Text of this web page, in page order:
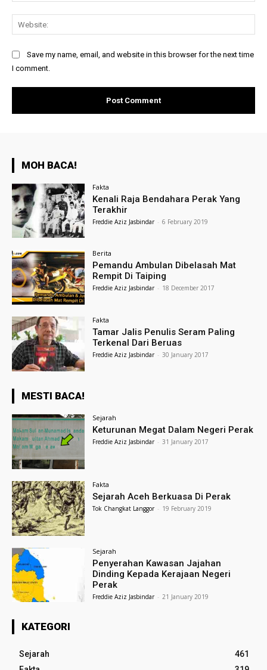
Save my name, email, and website in this browser for the next time
I comment.
MOH BACA!
Fakta
Kenali Raja Bendahara Perak Yang
Terakhir
Freddie Aziz Jasbindar - 6 February 2019
Berita
Pemandu Ambulan Dibelasah Mat
Rempit Di Taiping
Freddie Aziz Jasbindar - 18 December 2017
Fakta
Tamar Jalis Penulis Seram Paling
Terkenal Dari Beruas
Freddie Aziz Jasbindar - 30 January 2017
MESTI BACA!
Sejarah
Keturunan Megat Dalam Negeri Perak
Freddie Aziz Jasbindar - 31 January 2017
Fakta
Sejarah Aceh Berkuasa Di Perak
Tok Changkat Langgor - 19 February 2019
Sejarah
Penyerahan Kawasan Jajahan
Dinding Kepada Kerajaan Negeri
Perak
Freddie Aziz Jasbindar - 21 January 2019
KATEGORI
Sejarah
461